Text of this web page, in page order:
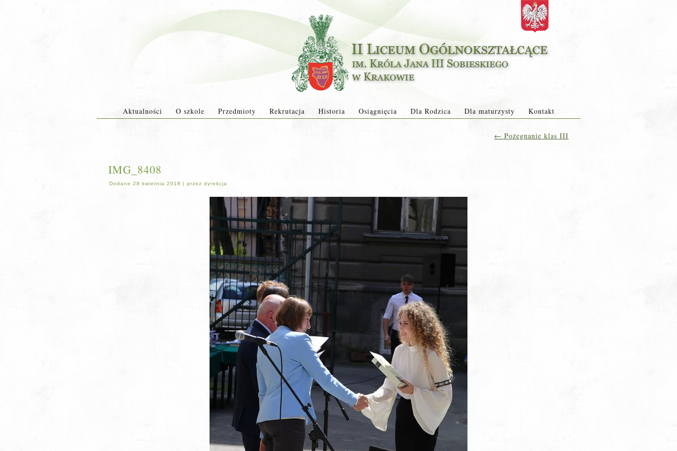
Aktualności O szkole Przedmioty Rekrutacja Historia Osiągnięcia Dla Rodzica Dla maturzysty Kontakt
← Pożegnanie klas III
IMG_8408
Dodane 28 kwietnia 2018 | przez dyrekcja